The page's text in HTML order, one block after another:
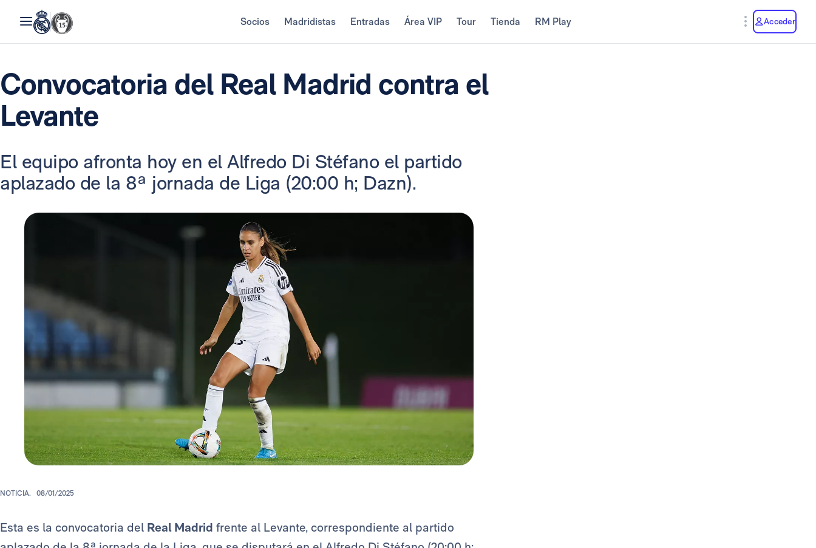
Socios Madridistas Entradas Área VIP Tour Tienda RM Play Acceder
Convocatoria del Real Madrid contra el
Levante
El equipo afronta hoy en el Alfredo Di Stéfano el partido
aplazado de la 8ª jornada de Liga (20:00 h; Dazn).
NOTICIA. 08/01/2025
Esta es la convocatoria del Real Madrid frente al Levante, correspondiente al partido